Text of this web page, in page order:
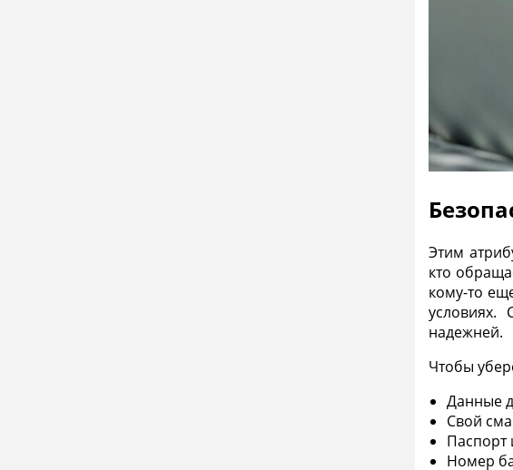
Этим
кто
кому-то
условиях.
надежней.
Чтобы
Данные
Свой
Паспорт
Номер